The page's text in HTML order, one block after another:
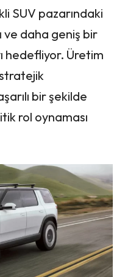
SUV pazarındaki
ve daha geniş bir
hedefliyor. Üretim
bir şekilde
rol oynaması